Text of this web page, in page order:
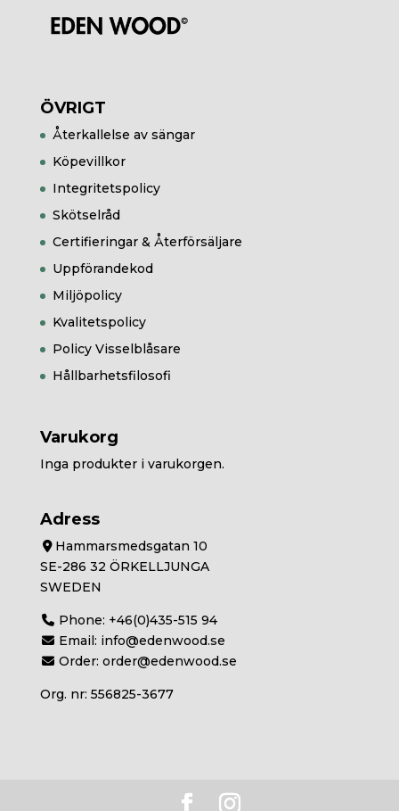
ÖVRIGT
Återkallelse av sängar
Köpevillkor
Integritetspolicy
Skötselråd
Certifieringar & Återförsäljare
Uppförandekod
Miljöpolicy
Kvalitetspolicy
Policy Visselblåsare
Hållbarhetsfilosofi
Varukorg
Inga produkter i varukorgen.
Adress
Hammarsmedsgatan 10
SE-286 32 ÖRKELLJUNGA
SWEDEN
Phone: +46(0)435-515 94
Email: info@edenwood.se
Order:order@edenwood.se
Org. nr: 556825-3677